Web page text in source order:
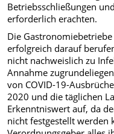
Betriebsschließungen
erforderlich erachten.
Die
erfolgreich darauf
nicht nachweislich zu
Annahme
von COVID-19-
2020 und die täglichen
Erkenntniswert auf, da
nicht festgestellt werden